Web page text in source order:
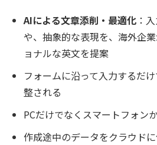
AIによる文章添削・最適化 ：
や、抽象的な表現を、海外企
ョナルな英文を提案
フォームに沿って入力するだ
整される
PCだけでなくスマートフォン
作成途中のデータをクラウド